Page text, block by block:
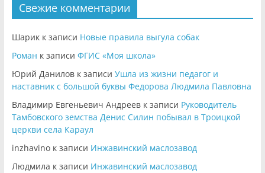
Свежие комментарии
Шарикк записи Новые правила выгула собак
Роман к записи ФГИС «Моя школа»
Юрий Даниловк записи Ушла из жизни педагог и
наставник с большой буквы Федорова Людмила Павловна
Владимир Евгеньевич Андреевк записи Руководитель
Тамбовского земства Денис Силин побывал в Троицкой
церкви села Караул
inzhavinoк записи Инжавинский маслозавод
Людмила к записи Инжавинский маслозавод